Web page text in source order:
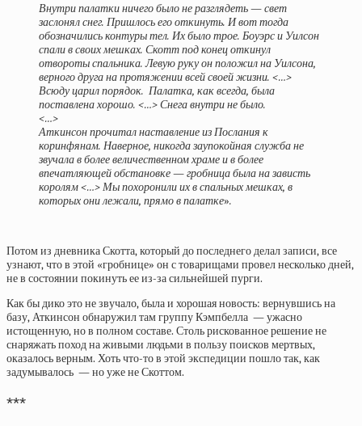
Внутри палатки ничего было не разглядеть — свет
заслонял снег. Пришлось его откинуть. И вот тогда
обозначились контуры тел. Их было трое. Боуэрс и Уилсон
спали в своих мешках. Скотт под конец откинул
отвороты спальника. Левую руку он положил на Уилсона,
верного друга на протяжении всей своей жизни. <…>
Всюду царил порядок. Палатка, как всегда, была
поставлена хорошо. <…> Снега внутри не было.
<…>
Аткинсон прочитал наставление из Послания к
коринфянам. Наверное, никогда заупокойная служба не
звучала в более величественном храме и в более
впечатляющей обстановке — гробница была на зависть
королям <…> Мы похоронили их в спальных мешках, в
которых они лежали, прямо в палатке».
Потом из дневника Скотта, который до последнего делал записи, все
узнают, что в этой «гробнице» он с товарищами провел несколько дней,
не в состоянии покинуть ее из-за сильнейшей пурги.
Как бы дико это не звучало, была и хорошая новость: вернувшись на
базу, Аткинсон обнаружил там группу Кэмпбелла — ужасно
истощенную, но в полном составе. Столь рискованное решение не
снаряжать поход на живыми людьми в пользу поисков мертвых,
оказалось верным. Хоть что-то в этой экспедиции пошло так, как
задумывалось — но уже не Скоттом.
***